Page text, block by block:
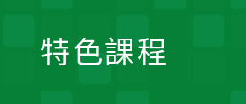
特色課程